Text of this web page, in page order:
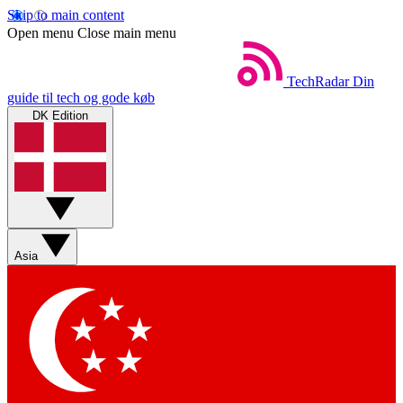
Skip to main content
Open menu Close main menu
TechRadar Din
guide til tech og gode køb
DK Edition
Asia